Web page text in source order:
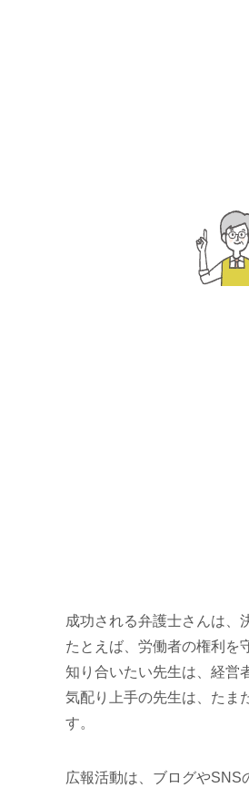
成功される弁護士さんは、
たとえば、労働者の権利を
知り合いたい先生は、経営
気配り上手の先生は、たま
す。
広報活動は、ブログやSNS